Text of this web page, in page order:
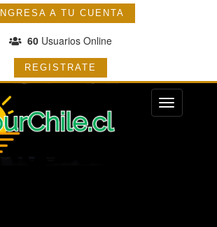
INGRESA A TU CUENTA
60Usuarios Online
REGISTRATE
Menu